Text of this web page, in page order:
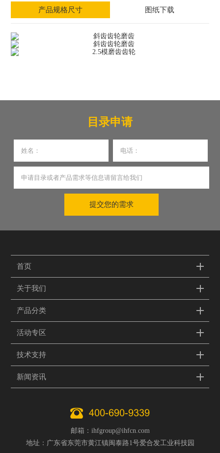
产品规格尺寸 图纸下载
目录申请
提交您的需求
首页
关于我们
产品分类
活动专区
技术支持
新闻资讯
400-690-9339
邮箱：ihfgroup@ihfcn.com
地址：广东省东莞市黄江镇闽泰路1号爱合发工业科技园